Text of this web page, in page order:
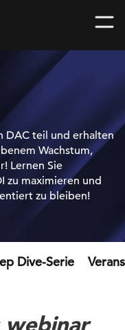
DAC teil und erhalten
Wachstum,
Lernen Sie
zu maximieren und
zu bleiben!
Dive-Serie